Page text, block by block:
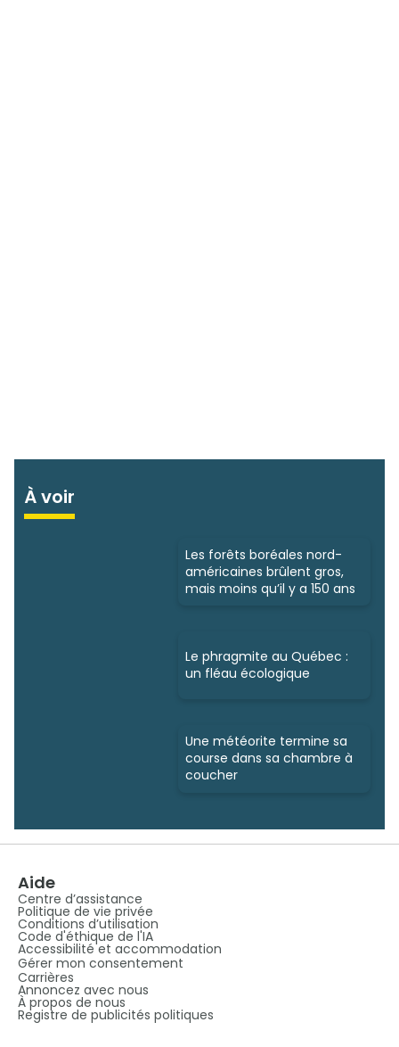
À voir
Les forêts boréales nord-
américaines brûlent gros,
mais moins qu’il y a 150 ans
Le phragmite au Québec :
un fléau écologique
Une météorite termine sa
course dans sa chambre à
coucher
Aide
Centre d’assistance
Politique de vie privée
Conditions d’utilisation
Code d'éthique de l'IA
Accessibilité et accommodation
Gérer mon consentement
Carrières
Annoncez avec nous
À propos de nous
Registre de publicités politiques